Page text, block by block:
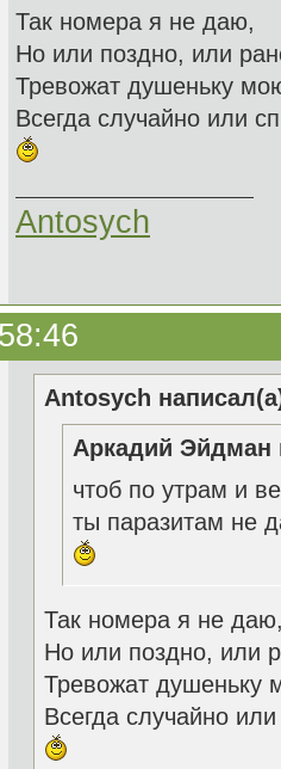
Так номера я не даю,
Но или поздно, или
Тревожат душеньку
Всегда случайно или
Antosych
Antosych
Аркадий Эйдман
чтоб по утрам и
ты паразитам не
Так номера я не
Но или поздно, или
Тревожат душеньку
Всегда случайно